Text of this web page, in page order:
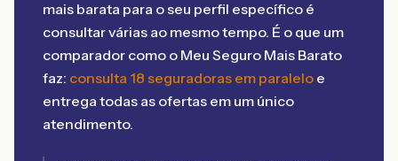
mais barata para o seu perfil específico é
consultar várias ao mesmo tempo. É o que um
comparador como o Meu Seguro Mais Barato
faz: consulta 18 seguradoras em paralelo e
entrega todas as ofertas em um único
atendimento.